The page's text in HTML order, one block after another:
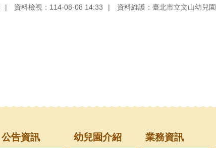
資料檢視：114-08-08 14:33 資料維護：臺北市立文山幼兒園
公告資訊 幼兒園介紹 業務資訊